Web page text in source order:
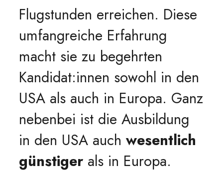
Flugstunden erreichen. Diese
umfangreiche Erfahrung
macht sie zu begehrten
Kandidat:innen sowohl in den
USA als auch in Europa. Ganz
nebenbei ist die Ausbildung
in den USA auch wesentlich
günstiger als in Europa.